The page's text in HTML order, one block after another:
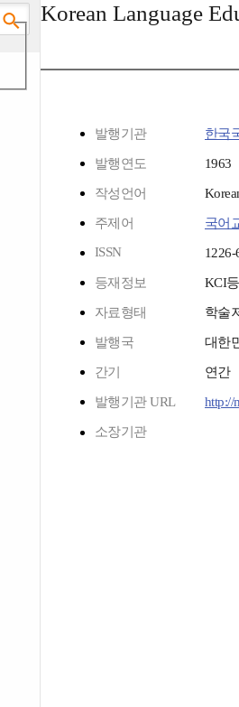
Korean Language
발행기관 한국
발행연도 1963
작성언어
주제어
국어
ISSN
1226-
등재정보 KCI
자료형태 학술
발행국 대한
간기 연간
발행기관 URL http://
소장기관